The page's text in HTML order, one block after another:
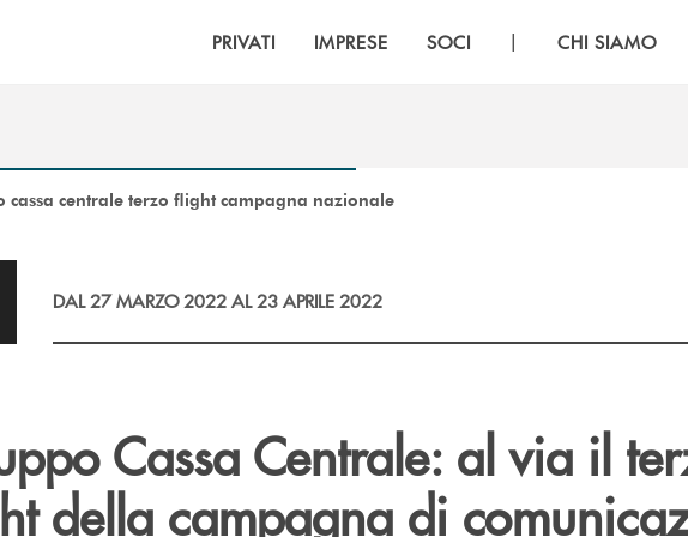
PRIVATI IMPRESE SOCI | CHI SIAMO
cassa centrale terzo flight campagna nazionale
DAL 27 MARZO 2022 AL 23 APRILE 2022
Cassa Centrale: al via il
della campagna di